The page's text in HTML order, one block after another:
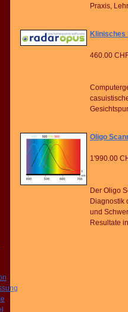
Praxis,
Klinisches
460.00
Oligo
1'990.00
Der Oligo
Diagnostik
und
Resultate